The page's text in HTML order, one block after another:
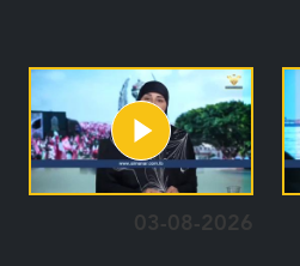
03-08-2026